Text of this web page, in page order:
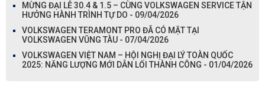
MỪNG ĐẠI LỄ 30.4 & 1.5 – CÙNG VOLKSWAGEN SERVICE TẬN
HƯỞNG HÀNH TRÌNH TỰ DO - 09/04/2026
VOLKSWAGEN TERAMONT PRO ĐÃ CÓ MẶT TẠI
VOLKSWAGEN VŨNG TÀU - 07/04/2026
VOLKSWAGEN VIỆT NAM – HỘI NGHỊ ĐẠI LÝ TOÀN QUỐC
2025: NĂNG LƯỢNG MỚI DẪN LỐI THÀNH CÔNG - 01/04/2026